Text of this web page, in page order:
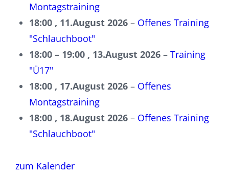
Montagstraining
18:00 , 11.August 2026 – Offenes Training
"Schlauchboot"
18:00 – 19:00 , 13.August 2026 – Training
"Ü17"
18:00 , 17.August 2026 – Offenes
Montagstraining
18:00 , 18.August 2026 – Offenes Training
"Schlauchboot"
zum Kalender